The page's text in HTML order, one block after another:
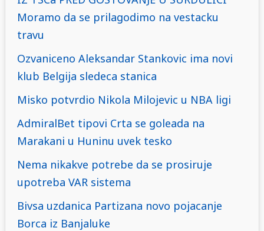
Moramo da se prilagodimo na vestacku
travu
Ozvaniceno Aleksandar Stankovic ima novi
klub Belgija sledeca stanica
Misko potvrdio Nikola Milojevic u NBA ligi
AdmiralBet tipovi Crta se goleada na
Marakani u Huninu uvek tesko
Nema nikakve potrebe da se prosiruje
upotreba VAR sistema
Bivsa uzdanica Partizana novo pojacanje
Borca iz Banjaluke